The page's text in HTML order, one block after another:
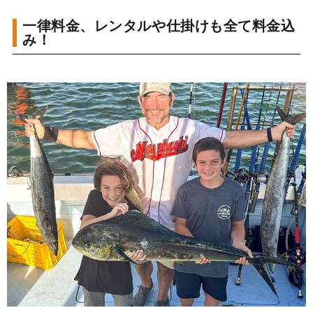
一律料金、レンタルや仕掛けも全て料金込
み！